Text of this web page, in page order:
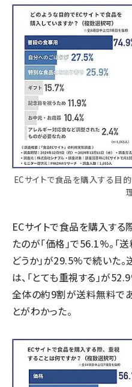
ECサイトで食品を購入する目的
ECサイトで食品を購入する
たのが「価格」で56.1%。「
どうか」が29.5%で続いた
は、「とても重視する」が
全体の約9割が送料無料で
とがわかった。